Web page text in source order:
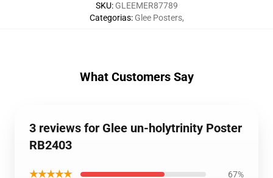
SKU: GLEEMER87789
Categorias: Glee Posters,
What Customers Say
3 reviews for Glee un-holytrinity Poster
RB2403
★★★★★ 67%